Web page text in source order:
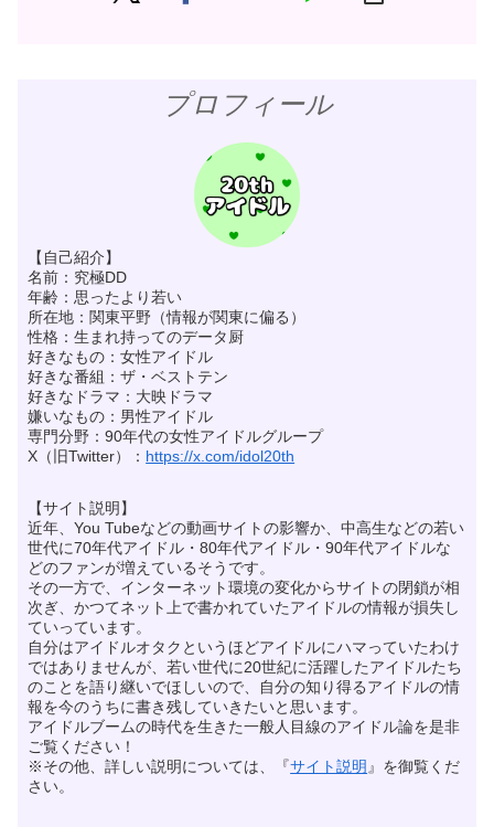
プロフィール
【自己紹介】
名前：究極DD
年齢：思ったより若い
所在地：関東平野（情報が関東に偏る）
性格：生まれ持ってのデータ厨
好きなもの：女性アイドル
好きな番組：ザ・ベストテン
好きなドラマ：大映ドラマ
嫌いなもの：男性アイドル
専門分野：90年代の女性アイドルグループ
X（旧Twitter）： https://x.com/idol20th
【サイト説明】
近年、You Tubeなどの動画サイトの影響か、中高生などの若い
世代に70年代アイドル・80年代アイドル・90年代アイドルな
どのファンが増えているそうです。
その一方で、インターネット環境の変化からサイトの閉鎖が相
次ぎ、かつてネット上で書かれていたアイドルの情報が損失し
ていっています。
自分はアイドルオタクというほどアイドルにハマっていたわけ
ではありませんが、若い世代に20世紀に活躍したアイドルたち
のことを語り継いでほしいので、自分の知り得るアイドルの情
報を今のうちに書き残していきたいと思います。
アイドルブームの時代を生きた一般人目線のアイドル論を是非
ご覧ください！
※その他、詳しい説明については、『サイト説明 』を御覧くだ
さい。